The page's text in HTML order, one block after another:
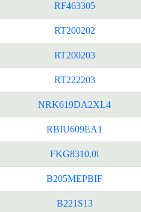
RF463305
RT200202
RT200203
RT222203
NRK619DA2XL4
RBIU609EA1
FKG8310.0i
B205MEPBIF
B221S13